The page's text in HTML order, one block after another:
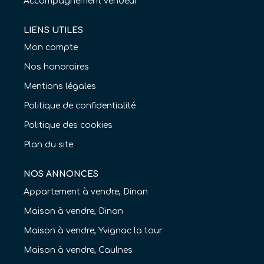
LIENS UTILES
Mon compte
Nos honoraires
Mentions légales
Politique de confidentialité
Politique des cookies
Plan du site
NOS ANNONCES
Appartement à vendre, Dinan
Maison à vendre, Dinan
Maison à vendre, Yvignac la tour
Maison à vendre, Caulnes